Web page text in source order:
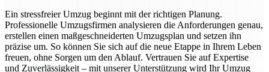
Ein stressfreier Umzug beginnt mit der richtigen Planung.
Professionelle Umzugsfirmen analysieren die Anforderungen genau,
erstellen einen maßgeschneiderten Umzugsplan und setzen ihn
präzise um. So können Sie sich auf die neue Etappe in Ihrem Leben
freuen, ohne Sorgen um den Ablauf. Vertrauen Sie auf Expertise
und Zuverlässigkeit – mit unserer Unterstützung wird Ihr Umzug